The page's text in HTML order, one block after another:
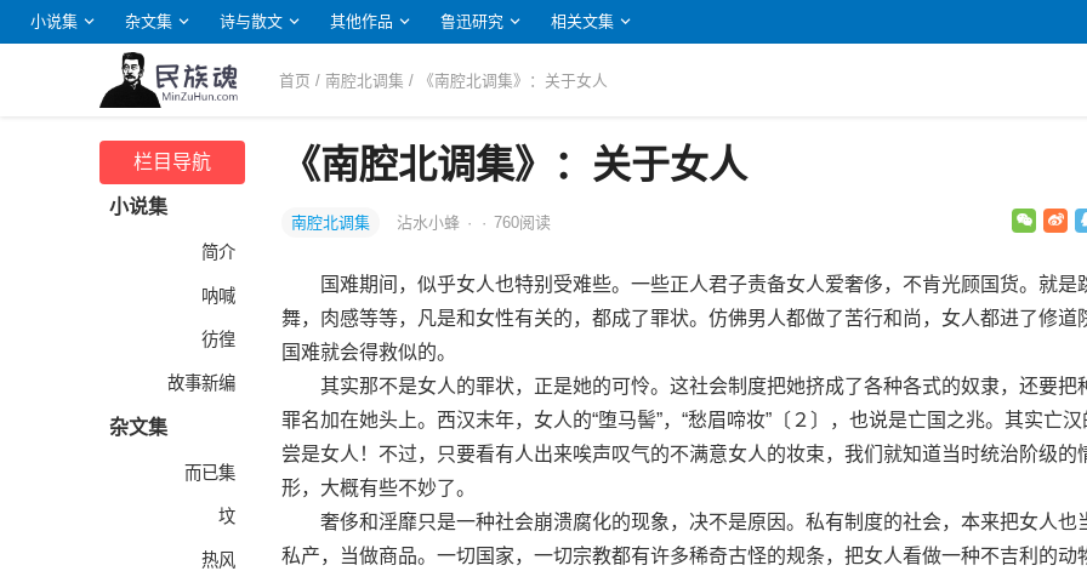
小说集 杂文集 诗与散文 其他作品 鲁迅研究 相关文集
首页 / 南腔北调集 / 《南腔北调集》：关于女人
栏目导航
小说集
简介
呐喊
彷徨
故事新编
杂文集
而已集
坟
热风
《南腔北调集》：关于女人
南腔北调集 沾水小蜂 · · 760阅读
国难期间，似乎女人也特别受难些。一些正人君子责备女人爱奢侈，不肯光顾国货。就是
舞，肉感等等，凡是和女性有关的，都成了罪状。仿佛男人都做了苦行和尚，女人都进了修道
国难就会得救似的。
其实那不是女人的罪状，正是她的可怜。这社会制度把她挤成了各种各式的奴隶，还要把
罪名加在她头上。西汉末年，女人的“堕马髻”，“愁眉啼妆”〔２〕，也说是亡国之兆。其实亡汉
尝是女人！不过，只要看有人出来唉声叹气的不满意女人的妆束，我们就知道当时统治阶级的
形，大概有些不妙了。
奢侈和淫靡只是一种社会崩溃腐化的现象，决不是原因。私有制度的社会，本来把女人也
私产，当做商品。一切国家，一切宗教都有许多稀奇古怪的规条，把女人看做一种不吉利的动